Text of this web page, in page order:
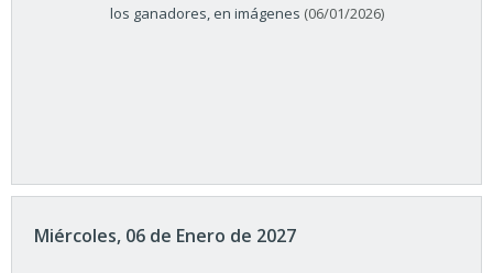
los ganadores, en imágenes (06/01/2026)
Miércoles, 06 de Enero de 2027